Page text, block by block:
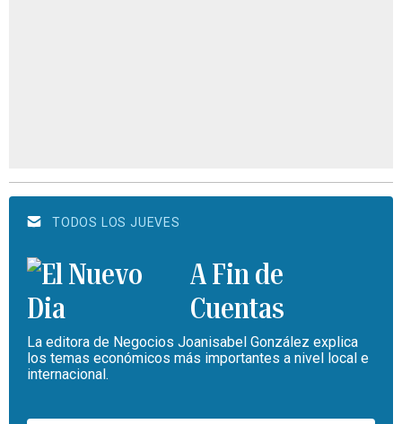
TODOS LOS JUEVES
A Fin de
Cuentas
La editora de Negocios Joanisabel González explica
los temas económicos más importantes a nivel local e
internacional.